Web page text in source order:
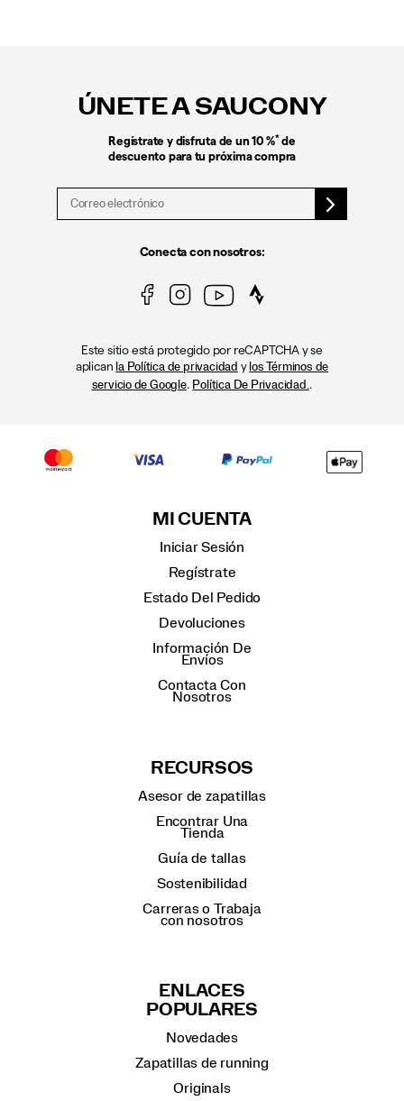
ÚNETE A SAUCONY
Regístrate y disfruta de un 10 %* de
descuento para tu próxima compra
Conecta con nosotros:
Este sitio está protegido por reCAPTCHA y se
aplican la Política de privacidad y los Términos de
servicio de Google. Política De Privacidad. .
MI CUENTA
Iniciar Sesión
Regístrate
Estado Del Pedido
Devoluciones
Información De
Envíos
Contacta Con
Nosotros
RECURSOS
Asesor de zapatillas
Encontrar Una
Tienda
Guía de tallas
Sostenibilidad
Carreras o Trabaja
con nosotros
ENLACES
POPULARES
Novedades
Zapatillas de running
Originals